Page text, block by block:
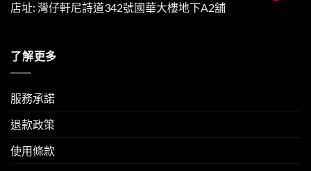
店址: 灣仔軒尼詩道342號國華大樓地下A2舖
了解更多
服務承諾
退款政策
使用條款